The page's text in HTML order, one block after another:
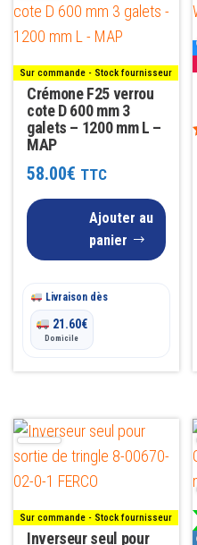
Sur commande - Stock fournisseur
Crémone F25 verrou
cote D 600 mm 3
galets – 1200 mm L –
MAP
58.00€ TTC
Ajouter au
panier
Livraison dès
21.60€
Domicile
Sur commande - Stock fournisseur
Inverseur seul pour